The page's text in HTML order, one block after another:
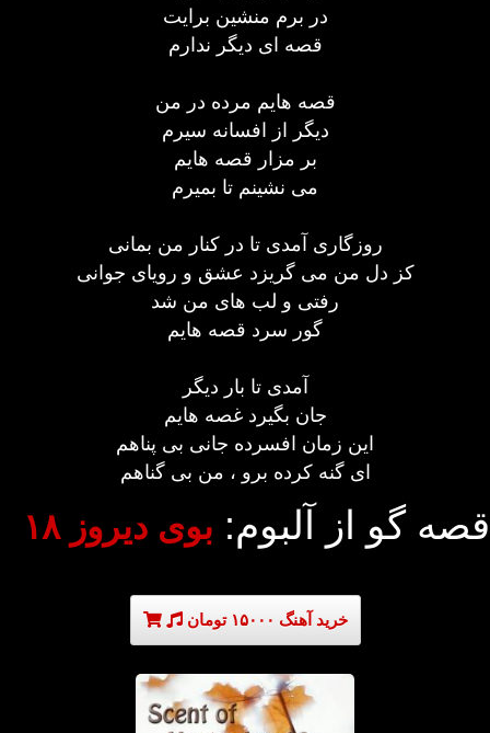
در برم منشین برایت
قصه ای دیگر ندارم
قصه هایم مرده در من
دیگر از افسانه سیرم
بر مزار قصه هایم
می نشینم تا بمیرم
روزگاری آمدی تا در کنار من بمانی
کز دل من می گریزد عشق و رویای جوانی
رفتی و لب های من شد
گور سرد قصه هایم
آمدی تا بار دیگر
جان بگیرد غصه هایم
این زمان افسرده جانی بی پناهم
ای گنه کرده برو ، من بی گناهم
قصه گو از آلبوم: بوی دیروز ۱۸
خرید آهنگ ۱۵۰۰۰ تومان